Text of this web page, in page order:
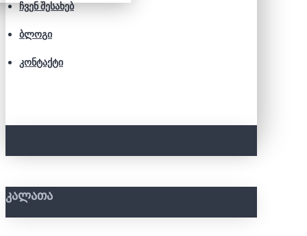
ᲩᲕᲔᲜ ᲨᲔᲡᲐᲮᲔᲑ
ᲑᲚᲝᲒᲘ
ᲙᲝᲜᲢᲐᲥᲢᲘ
ᲙᲐᲚᲐᲗᲐ